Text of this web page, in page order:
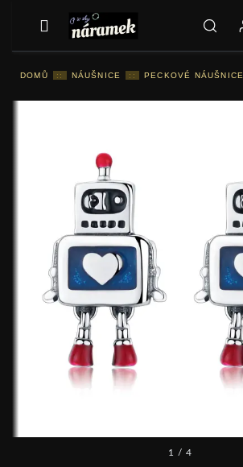
DOMŮ :: NÁUŠNICE :: PECKOVÉ NÁUŠNICE
1 / 4